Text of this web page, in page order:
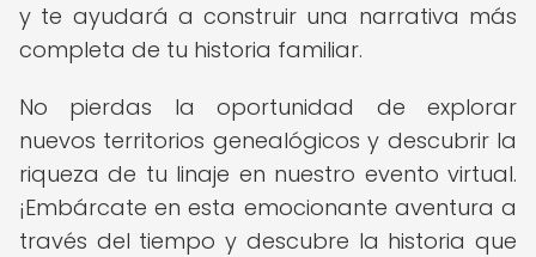
y te ayudará a construir una narrativa más
completa de tu historia familiar.
No pierdas la oportunidad de explorar
nuevos territorios genealógicos y descubrir la
riqueza de tu linaje en nuestro evento virtual.
¡Embárcate en esta emocionante aventura a
través del tiempo y descubre la historia que